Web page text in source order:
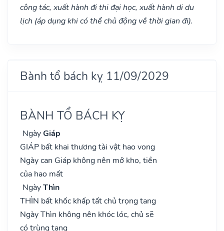
công tác, xuất hành đi thi đại học, xuất hành di du
lịch (áp dụng khi có thể chủ động về thời gian đi).
Bành tổ bách kỵ 11/09/2029
BÀNH TỔ BÁCH KỴ
NgàyGiáp
GIÁP bất khai thương tài vật hao vong
Ngày can Giáp không nên mở kho, tiền
của hao mất
NgàyThìn
THÌN bất khốc khấp tất chủ trọng tang
Ngày Thìn không nên khóc lóc, chủ sẽ
có trùng tang